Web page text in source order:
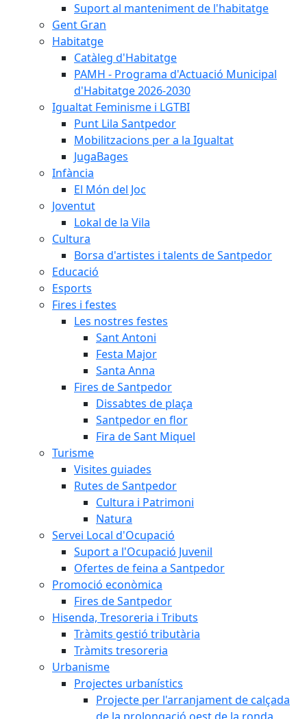
Suport al manteniment de l'habitatge
Gent Gran
Habitatge
Catàleg d'Habitatge
PAMH - Programa d'Actuació Municipal
d'Habitatge 2026-2030
Igualtat Feminisme i LGTBI
Punt Lila Santpedor
Mobilitzacions per a la Igualtat
JugaBages
Infància
El Món del Joc
Joventut
Lokal de la Vila
Cultura
Borsa d'artistes i talents de Santpedor
Educació
Esports
Fires i festes
Les nostres festes
Sant Antoni
Festa Major
Santa Anna
Fires de Santpedor
Dissabtes de plaça
Santpedor en flor
Fira de Sant Miquel
Turisme
Visites guiades
Rutes de Santpedor
Cultura i Patrimoni
Natura
Servei Local d'Ocupació
Suport a l'Ocupació Juvenil
Ofertes de feina a Santpedor
Promoció econòmica
Fires de Santpedor
Hisenda, Tresoreria i Tributs
Tràmits gestió tributària
Tràmits tresoreria
Urbanisme
Projectes urbanístics
Projecte per l'arranjament de calçada